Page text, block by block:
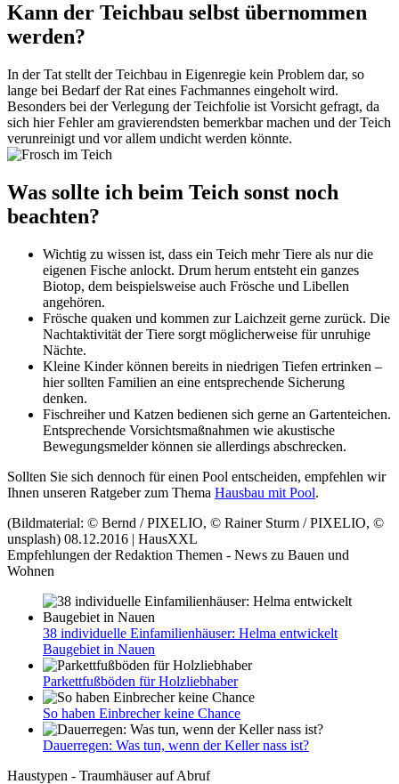
Kann der Teichbau selbst übernommen
werden?
In der Tat stellt der Teichbau in Eigenregie kein Problem dar, so
lange bei Bedarf der Rat eines Fachmannes eingeholt wird.
Besonders bei der Verlegung der Teichfolie ist Vorsicht gefragt, da
sich hier Fehler am gravierendsten bemerkbar machen und der Teich
verunreinigt und vor allem undicht werden könnte.
Was sollte ich beim Teich sonst noch
beachten?
Wichtig zu wissen ist, dass ein Teich mehr Tiere als nur die
eigenen Fische anlockt. Drum herum entsteht ein ganzes
Biotop, dem beispielsweise auch Frösche und Libellen
angehören.
Frösche quaken und kommen zur Laichzeit gerne zurück. Die
Nachtaktivität der Tiere sorgt möglicherweise für unruhige
Nächte.
Kleine Kinder können bereits in niedrigen Tiefen ertrinken –
hier sollten Familien an eine entsprechende Sicherung
denken.
Fischreiher und Katzen bedienen sich gerne an Gartenteichen.
Entsprechende Vorsichtsmaßnahmen wie akustische
Bewegungsmelder können sie allerdings abschrecken.
Sollten Sie sich dennoch für einen Pool entscheiden, empfehlen wir
Ihnen unseren Ratgeber zum Thema Hausbau mit Pool.
(Bildmaterial: © Bernd / PIXELIO, © Rainer Sturm / PIXELIO, ©
unsplash) 08.12.2016 | HausXXL
Empfehlungen der Redaktion Themen - News zu Bauen und
Wohnen
38 individuelle Einfamilienhäuser: Helma entwickelt
Baugebiet in Nauen
Parkettfußböden für Holzliebhaber
So haben Einbrecher keine Chance
Dauerregen: Was tun, wenn der Keller nass ist?
Haustypen - Traumhäuser auf Abruf